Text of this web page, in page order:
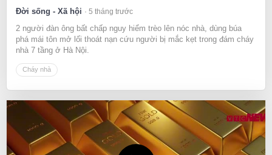
Đời sống - Xã hội 5 tháng trước
2 người đàn ông bất chấp nguy hiểm trèo lên nóc nhà, dùng búa
phá mái tôn mở lối thoát nạn cứu người bị mắc kẹt trong đám cháy
nhà 7 tầng ở Hà Nội.
Cháy nhà